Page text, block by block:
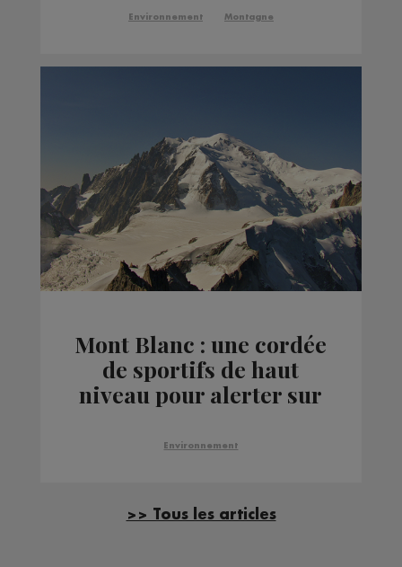
Aiguilles rouges
Environnement Montagne
Mont Blanc : une cordée
de sportifs de haut
niveau pour alerter sur
climatique
Environnement
>> Tous les articles